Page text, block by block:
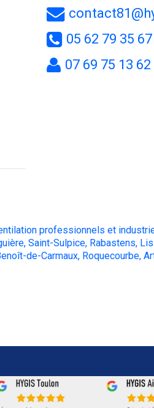
05 62 79 35 67
07 69 75 13 62
professionnels et
Saint-Sulpice, Rabastens,
de-Carmaux, Roquecourbe,